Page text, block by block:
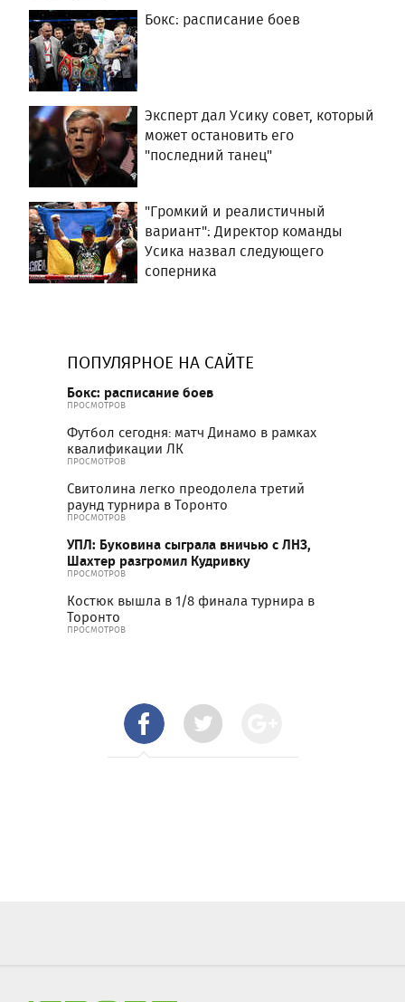
Бокс: расписание боев
Эксперт дал Усику совет, который
может остановить его
"последний танец"
"Громкий и реалистичный
вариант": Директор команды
Усика назвал следующего
соперника
ПОПУЛЯРНОЕ НА САЙТЕ
Бокс: расписание боев
ПРОСМОТРОВ
Футбол сегодня: матч Динамо в рамках
квалификации ЛК
ПРОСМОТРОВ
Свитолина легко преодолела третий
раунд турнира в Торонто
ПРОСМОТРОВ
УПЛ: Буковина сыграла вничью с ЛНЗ,
Шахтер разгромил Кудривку
ПРОСМОТРОВ
Костюк вышла в 1/8 финала турнира в
Торонто
ПРОСМОТРОВ